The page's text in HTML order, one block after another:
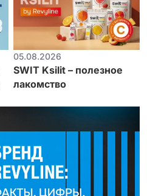
05.08.2026
SWIT Ksilit – полезное
лакомство